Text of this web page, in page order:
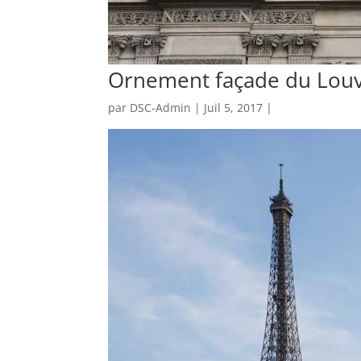
Ornement façade du
par DSC-Admin | Juil 5, 2017 |